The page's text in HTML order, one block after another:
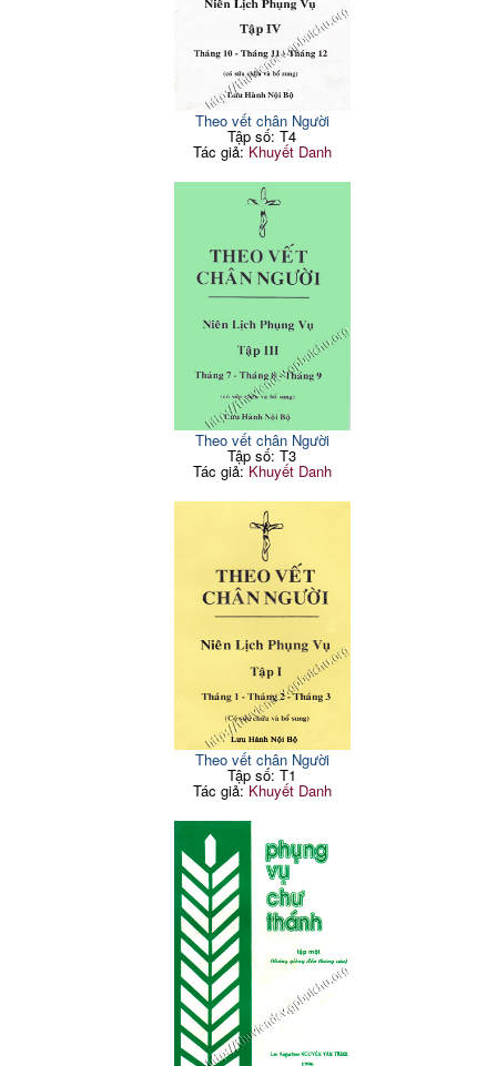
Theo vết chân Người
Tập số: T4
Tác giả: Khuyết Danh
Theo vết chân Người
Tập số: T3
Tác giả: Khuyết Danh
Theo vết chân Người
Tập số: T1
Tác giả: Khuyết Danh